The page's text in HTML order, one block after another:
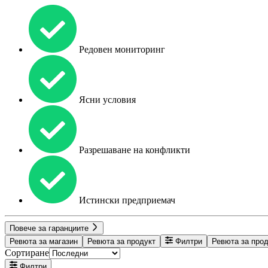
Редовен мониторинг
Ясни условия
Разрешаване на конфликти
Истински предприемач
Повече за гаранциите
Ревюта за магазин
Ревюта за продукт Филтри Ревюта за
Сортиране